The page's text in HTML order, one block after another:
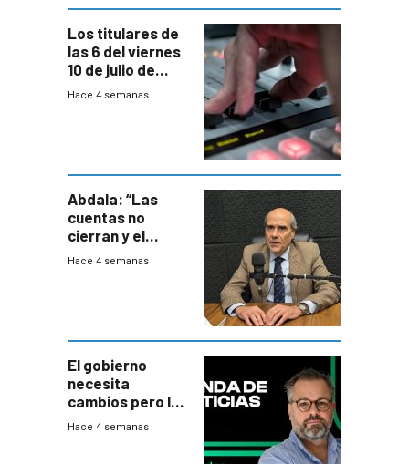
Los titulares de
las 6 del viernes
10 de julio de
2026
Hace 4 semanas
Abdala: “Las
cuentas no
cierran y el
balance del
Hace 4 semanas
El gobierno
necesita
cambios pero los
ministros tienen
Hace 4 semanas